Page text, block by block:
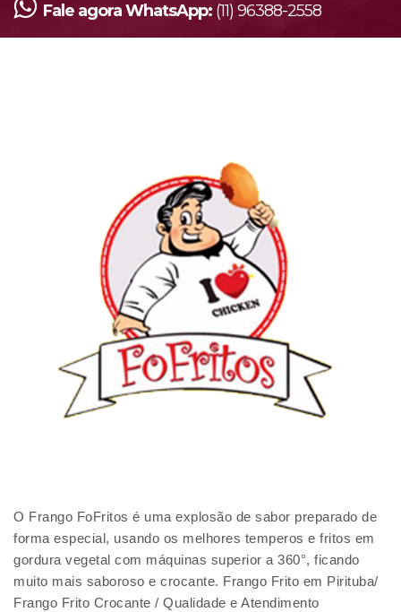
Fale agora WhatsApp: (11) 96388-2558
O Frango FoFritos é uma explosão de sabor preparado de
forma especial, usando os melhores temperos e fritos em
gordura vegetal com máquinas superior a 360°, ficando
muito mais saboroso e crocante. Frango Frito em Pirituba/
Frango Frito Crocante / Qualidade e Atendimento